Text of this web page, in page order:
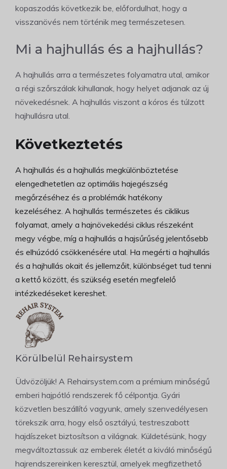
kopaszodás következik be, előfordulhat, hogy a
visszanövés nem történik meg természetesen.
Mi a hajhullás és a hajhullás?
A hajhullás arra a természetes folyamatra utal, amikor
a régi szőrszálak kihullanak, hogy helyet adjanak az új
növekedésnek. A hajhullás viszont a kóros és túlzott
hajhullásra utal.
Következtetés
A hajhullás és a hajhullás megkülönböztetése
elengedhetetlen az optimális hajegészség
megőrzéséhez és a problémák hatékony
kezeléséhez. A hajhullás természetes és ciklikus
folyamat, amely a hajnövekedési ciklus részeként
megy végbe, míg a hajhullás a hajsűrűség jelentősebb
és elhúzódó csökkenésére utal. Ha megérti a hajhullás
és a hajhullás okait és jellemzőit, különbséget tud tenni
a kettő között, és szükség esetén megfelelő
intézkedéseket kereshet.
Körülbelül Rehairsystem
Üdvözöljük! A Rehairsystem.com a prémium minőségű
emberi hajpótló rendszerek fő célpontja. Gyári
közvetlen beszállító vagyunk, amely szenvedélyesen
törekszik arra, hogy első osztályú, testreszabott
hajdíszeket biztosítson a világnak. Küldetésünk, hogy
megváltoztassuk az emberek életét a kiváló minőségű
hajrendszereinken keresztül, amelyek megfizethető